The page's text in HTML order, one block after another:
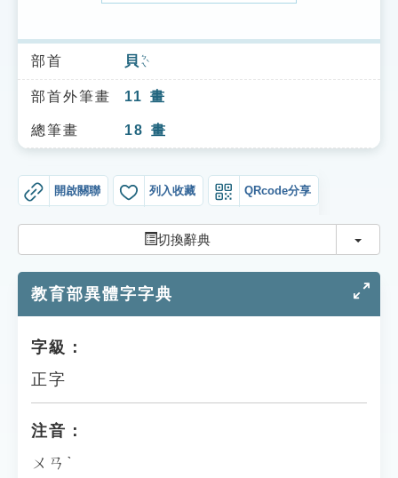
索引選單
知識索引
單字索引
貓頭鷹博士
部首 貝 ㄅㄟˋ
部首外筆畫 11 畫
總筆畫 18 畫
開啟關聯 列入收藏 QRcode分享
切換辭典 切換
教育部異體字字典
字級：
正字
注音：
ㄨㄢˋ